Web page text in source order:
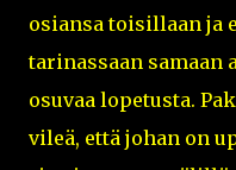
osiansa toisillaan ja
tarinassaan samaan
osuvaa lopetusta.
vileä, että johan on